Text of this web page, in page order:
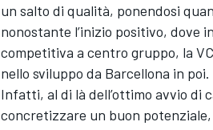
ENDURANCE/GT
un salto di qualità, ponendosi
nonostante l’inizio positivo, dove
competitiva a centro gruppo, la
nello sviluppo da Barcellona in poi.
Infatti, al di là dell’ottimo avvio di
concretizzare un buon